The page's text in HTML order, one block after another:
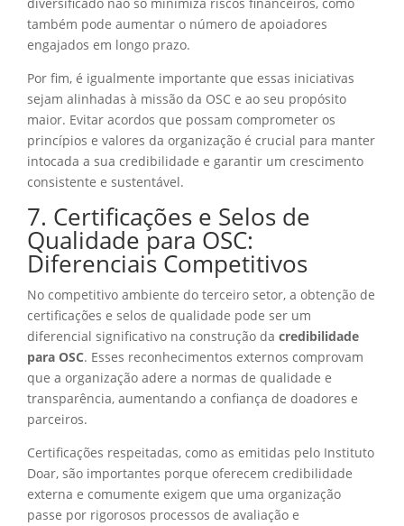
diversificado não só minimiza riscos financeiros, como
também pode aumentar o número de apoiadores
engajados em longo prazo.
Por fim, é igualmente importante que essas iniciativas
sejam alinhadas à missão da OSC e ao seu propósito
maior. Evitar acordos que possam comprometer os
princípios e valores da organização é crucial para manter
intocada a sua credibilidade e garantir um crescimento
consistente e sustentável.
7. Certificações e Selos de
Qualidade para OSC:
Diferenciais Competitivos
No competitivo ambiente do terceiro setor, a obtenção de
certificações e selos de qualidade pode ser um
diferencial significativo na construção da credibilidade
para OSC. Esses reconhecimentos externos comprovam
que a organização adere a normas de qualidade e
transparência, aumentando a confiança de doadores e
parceiros.
Certificações respeitadas, como as emitidas pelo Instituto
Doar, são importantes porque oferecem credibilidade
externa e comumente exigem que uma organização
passe por rigorosos processos de avaliação e